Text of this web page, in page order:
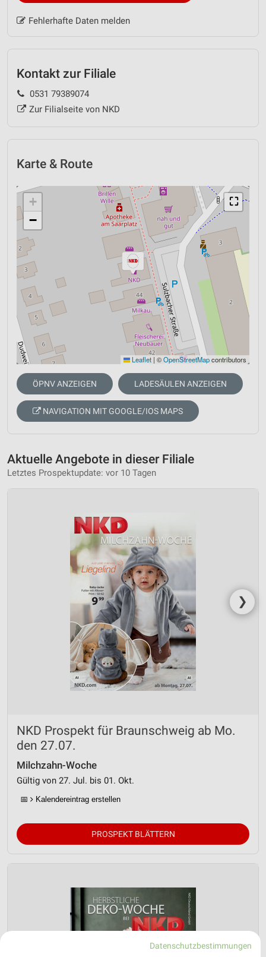
Fehlerhafte Daten melden
Kontakt zur Filiale
0531 79389074
Zur Filialseite von NKD
Karte & Route
⛶
+
−
Leaflet | ©OpenStreetMapcontributors
ÖPNV ANZEIGEN LADESÄULEN ANZEIGEN
NAVIGATION MIT GOOGLE/IOS MAPS
Aktuelle Angebote in dieser Filiale
Letztes Prospektupdate: vor 10 Tagen
❯
NKD Prospekt für Braunschweig ab Mo.
den 27.07.
Milchzahn-Woche
Gültig von 27. Jul. bis 01. Okt.
📅 Kalendereintrag erstellen
PROSPEKT BLÄTTERN
Datenschutzbestimmungen